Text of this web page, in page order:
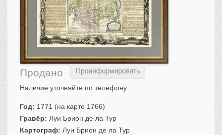
Старинные карты
Российская империя
Европа
Мир
Исторические карты
Виды городов
Москва
Российская империя
Прочие
Продано
Наличие уточняйте по телефону
Год: 1771 (на карте 1766)
Гравёр: Луи Брион де ла Тур
Картограф: Луи Брион де ла Тур